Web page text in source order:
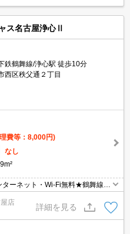
ス名古屋浄心Ⅱ
鉄鶴舞線/浄心駅 徒歩10分
西区秩父通２丁目
費等：8,000円)
なし
ーネット・Wi-Fi無料★鶴舞線
パーやドラッグストアがあり、生
店
詳細を見る